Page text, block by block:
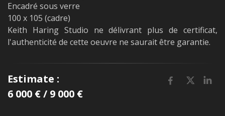
Encadré sous verre
100 x 105 (cadre)
Keith Haring Studio ne délivrant plus de certificat,
l'authenticité de cette oeuvre ne saurait être garantie.
Estimate :
6 000 € / 9 000 €